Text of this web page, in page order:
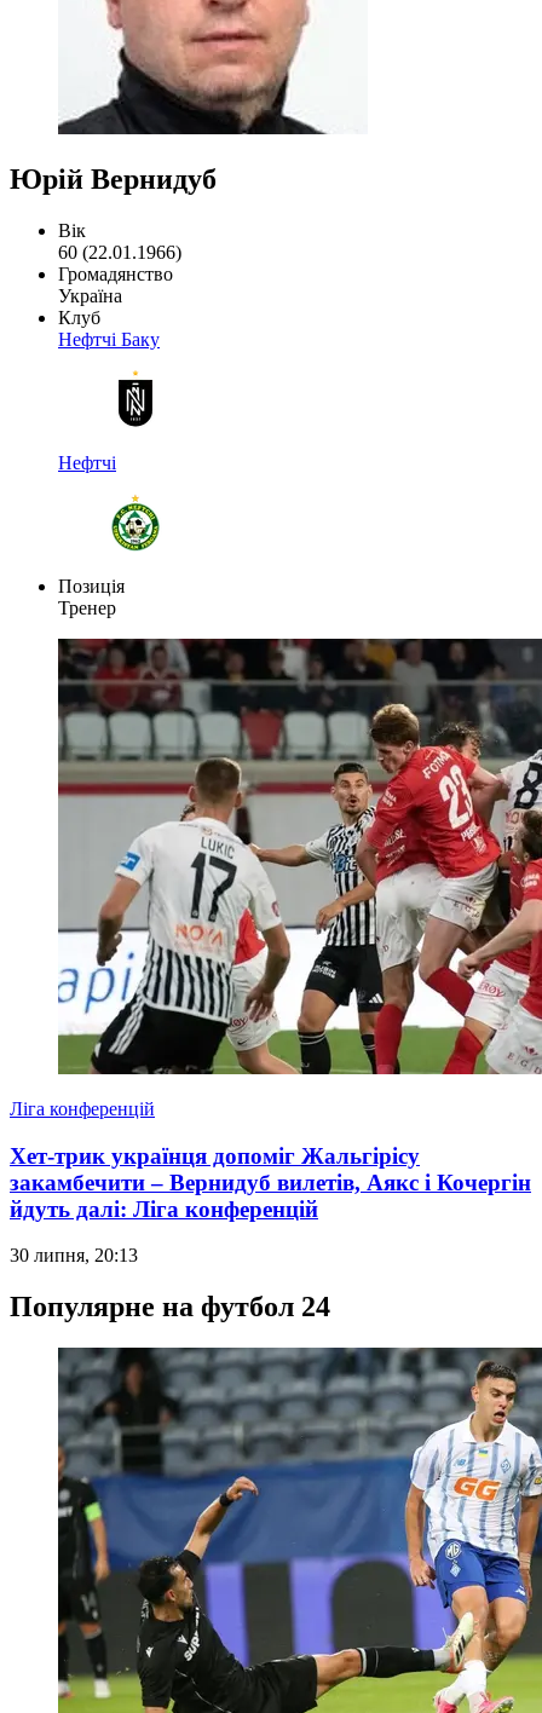
Юрій Вернидуб
Вік
60 (22.01.1966)
Громадянство
Україна
Клуб
Нефтчі Баку
Нефтчі
Позиція
Тренер
Ліга конференцій
Хет-трик українця допоміг Жальгірісу
закамбечити – Вернидуб вилетів, Аякс і Кочергін
йдуть далі: Ліга конференцій
30 липня, 20:13
Популярне на футбол 24